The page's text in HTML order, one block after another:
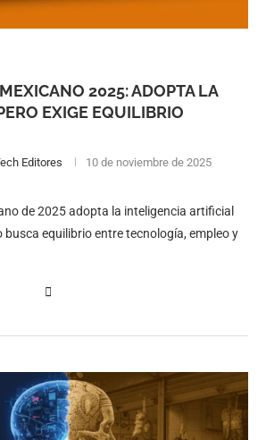
2025: ADOPTA LA
EXIGE EQUILIBRIO
Editores 10 de noviembre de 2025
de 2025 adopta la inteligencia artificial
busca equilibrio entre tecnología, empleo y